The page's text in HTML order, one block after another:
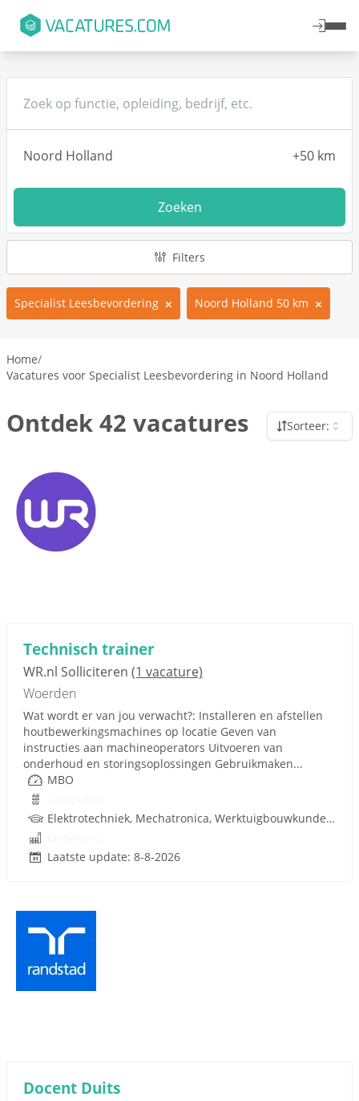
Zoeken
Filters
Specialist Leesbevordering Noord Holland 50 km
Home/
Vacatures voor Specialist Leesbevordering in Noord Holland
Ontdek 42 vacatures Sorteer:
Technisch trainer
WR.nl Solliciteren (1 vacature)
Woerden
Wat wordt er van jou verwacht?: Installeren en afstellen
houtbewerkingsmachines op locatie Geven van
instructies aan machineoperators Uitvoeren van
onderhoud en storingsoplossingen Gebruikmaken...
MBO
Elektrotechniek, Mechatronica, Werktuigbouwkunde, Rijbewijs
Laatste update: 8-8-2026
Docent Duits